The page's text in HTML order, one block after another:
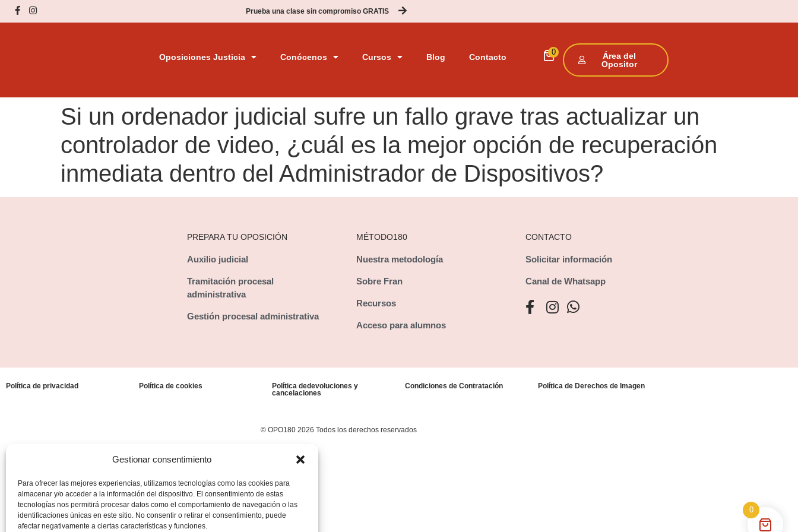
Gestionar consentimiento
Para ofrecer las mejores experiencias, utilizamos tecnologías como las cookies para
almacenar y/o acceder a la información del dispositivo. El consentimiento de estas
tecnologías nos permitirá procesar datos como el comportamiento de navegación o las
identificaciones únicas en este sitio. No consentir o retirar el consentimiento, puede
afectar negativamente a ciertas características y funciones.
Prueba una clase sin compromiso GRATIS
Oposiciones Justicia Conócenos Cursos Blog Contacto
0
Área del
Opositor
Si un ordenador judicial sufre un fallo grave tras actualizar un
controlador de video, ¿cuál es la mejor opción de recuperación
inmediata dentro del Administrador de Dispositivos?
PREPARA TU OPOSICIÓN
Auxilio judicial
Tramitación procesal
administrativa
Gestión procesal administrativa
MÉTODO180
Nuestra metodología
Sobre Fran
Recursos
Acceso para alumnos
CONTACTO
Solicitar información
Canal de Whatsapp
Política de privacidad Política de cookies
Política dedevoluciones y
cancelaciones
Condiciones de Contratación Política de Derechos de Imagen
© OPO180 2026 Todos los derechos reservados
0